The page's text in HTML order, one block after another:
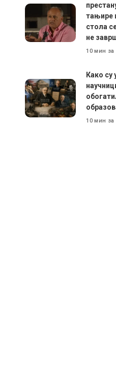
тањире
стола
не
10 мин за
Како су
10 мин за